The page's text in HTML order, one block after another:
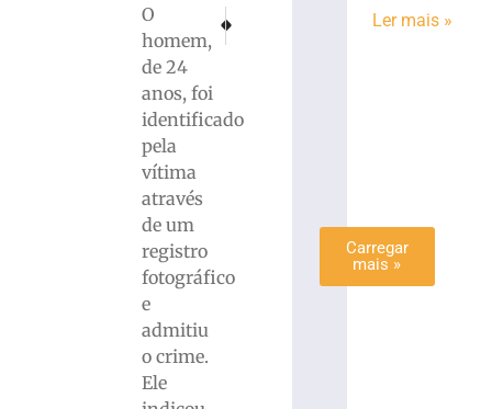
O
homem,
de 24
anos, foi
identificado
pela
vítima
através
de um
registro
fotográfico
e
admitiu
o crime.
Ele
PRÓXIMO
Colégio UNIFEBE é reconhecido na categoria
VÍDEO
Carregar
mais »
Ler mais »